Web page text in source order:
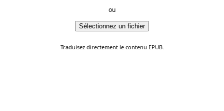
ou
Sélectionnez un fichier
Traduisez directement le contenu EPUB.